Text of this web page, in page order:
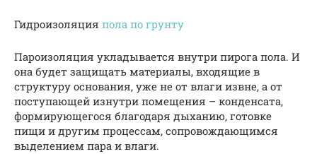
Гидроизоляция пола по грунту
Пароизоляция укладывается внутри пирога пола. И
она будет защищать материалы, входящие в
структуру основания, уже не от влаги извне, а от
поступающей изнутри помещения – конденсата,
формирующегося благодаря дыханию, готовке
пищи и другим процессам, сопровождающимся
выделением пара и влаги.